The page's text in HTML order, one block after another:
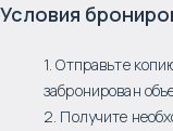
Условия
1. Отправьте
забронирован
2. Получите